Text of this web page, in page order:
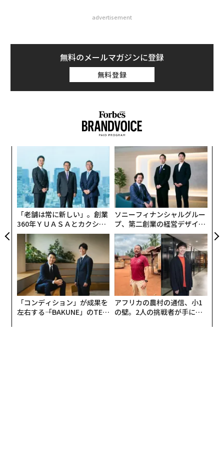
advertisement
無料のメールマガジンに登録
無料登録
「老舗は常に新しい」。創業
360年ＹＵＡＳＡとカクシン
CEO田尻望が語る、AIを超え
る人の価値
ソニーフィナンシャルグルー
プ、第二創業の経営デザイン
──カギは意志を引き出し、
束ね、共創すること
「コンディション」が成果を
左右する――「BAKUNE」のTEN
アフリカの農村の通信、小1
の壁。2人の挑戦者が手にし